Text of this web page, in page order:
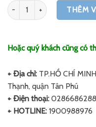
Số lượng THÊM
Hoặc quý khách cũng có
+ Địa chỉ: TP.HỒ CHÍ
Thạnh, quận Tân Phú
+ Điện thoại:
+ HOTLINE: 1900988976